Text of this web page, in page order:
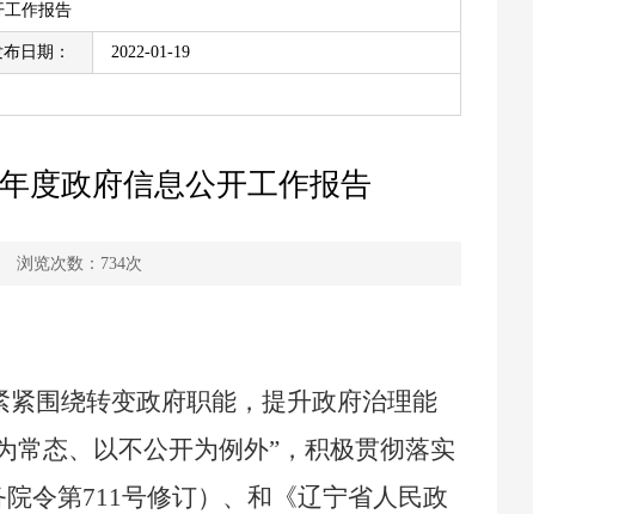
工作报告
日期： 2022-01-19
度政府信息公开工作报告
浏览次数： 734次
围绕转变政府职能，提升政府治理能
常态、以不公开为例外”，积极贯彻落实
院令第711号修订）、和《辽宁省人民政